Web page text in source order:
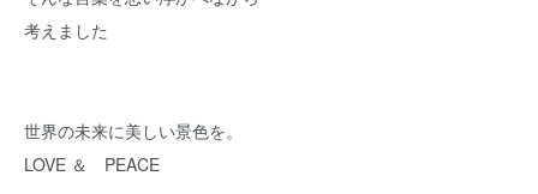
考えました
世界の未来に美しい景色を。
LOVE ＆ PEACE